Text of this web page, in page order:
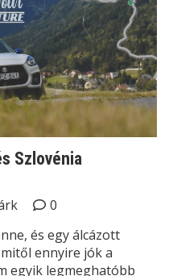
Szlovénia
0
és egy álcázott
ennyire jók a
egyik legmeghatóbb